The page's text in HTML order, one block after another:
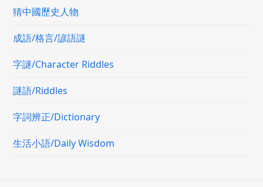
猜中國歷史人物
成語/格言/諺語謎
字謎/Character Riddles
謎語/Riddles
字詞辨正/Dictionary
生活小語/Daily Wisdom